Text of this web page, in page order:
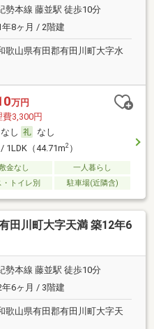
勢本線 藤並駅 徒歩10分
年8ヶ月 / 2階建
歌山県有田郡有田川町大字水
万円
費3,300円
なし
なし
1LDK（44.71m2）
金なし
一人暮らし
・トイレ別 駐車場(近隣含)
田川町大字天満 築12年6
勢本線 藤並駅 徒歩10分
年6ヶ月 / 3階建
歌山県有田郡有田川町大字天